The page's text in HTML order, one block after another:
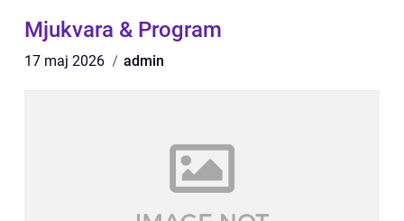
Mjukvara & Program
17 maj 2026 admin